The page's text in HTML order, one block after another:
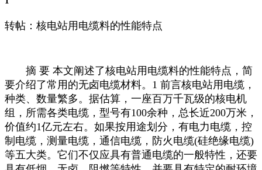
转帖：核电站用电缆料的性能特点
摘 要 本文阐述了核电站用电缆料的性能特点，简
要介绍了常用的无卤电缆材料。1 前言核电站用电缆，
种类、数量繁多。据估算，一座百万千瓦级的核电机
组，所需各类电缆，型号有100余种，总长近200万米，
价值约1亿元左右。如果按用途划分，有电力电缆，控
制电缆，测量电缆，通信电缆，防火电缆(硅绝缘电缆)
等五大类。它们不仅应具有普通电缆的一般特性，还要